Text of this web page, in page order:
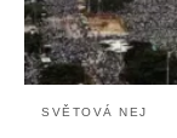
SVĚTOVÁ NEJ